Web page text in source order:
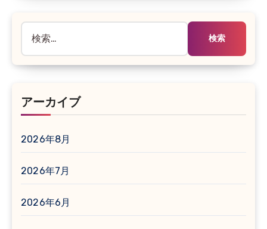
アーカイブ
2026年8月
2026年7月
2026年6月